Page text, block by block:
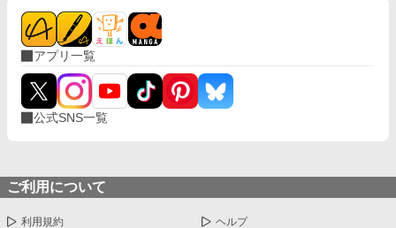
アプリ一覧
公式SNS一覧
ご利用について
利用規約 ヘルプ